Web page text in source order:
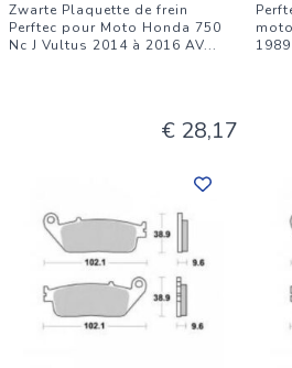
Zwarte Plaquette de frein
Perftec pour Moto Honda 750
Nc J Vultus 2014 à 2016 AV...
€ 28,17